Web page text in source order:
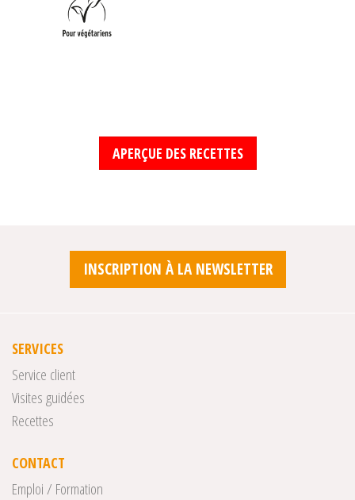
APERÇUE DES RECETTES
INSCRIPTION À LA NEWSLETTER
SERVICES
Service client
Visites guidées
Recettes
CONTACT
Emploi / Formation